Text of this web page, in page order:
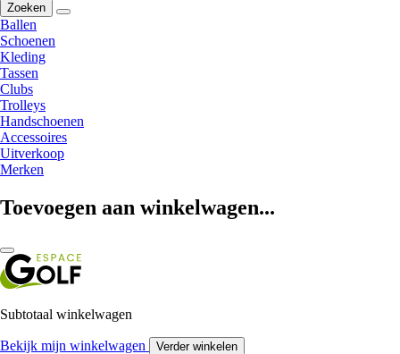
Zoeken
Ballen
Schoenen
Kleding
Tassen
Clubs
Trolleys
Handschoenen
Accessoires
Uitverkoop
Merken
Toevoegen aan winkelwagen...
Subtotaal winkelwagen
Bekijk mijn winkelwagen Verder winkelen